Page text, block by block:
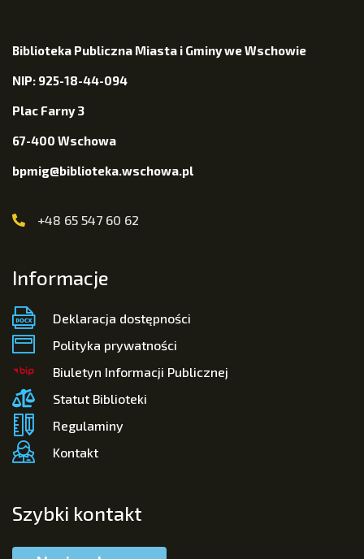
Biblioteka Publiczna Miasta i Gminy we Wschowie
NIP: 925-18-44-094
Plac Farny 3
67-400 Wschowa
bpmig@biblioteka.wschowa.pl
+48 65 547 60 62
Informacje
Deklaracja dostępności
Polityka prywatności
Biuletyn Informacji Publicznej
Statut Biblioteki
Regulaminy
Kontakt
Szybki kontakt